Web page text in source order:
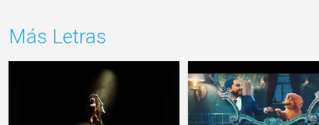
Más Letras